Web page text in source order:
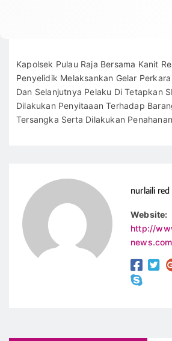
Kapolsek Pulau Raja Bersama Kanit
Penyelidik Melaksankan Gelar
Dan Selanjutnya Pelaku Di Tetapkan
Dilakukan Penyitaaan Terhadap
Tersangka Serta Dilakukan Penahanan
nurlaili red
Website:
http://
news.com